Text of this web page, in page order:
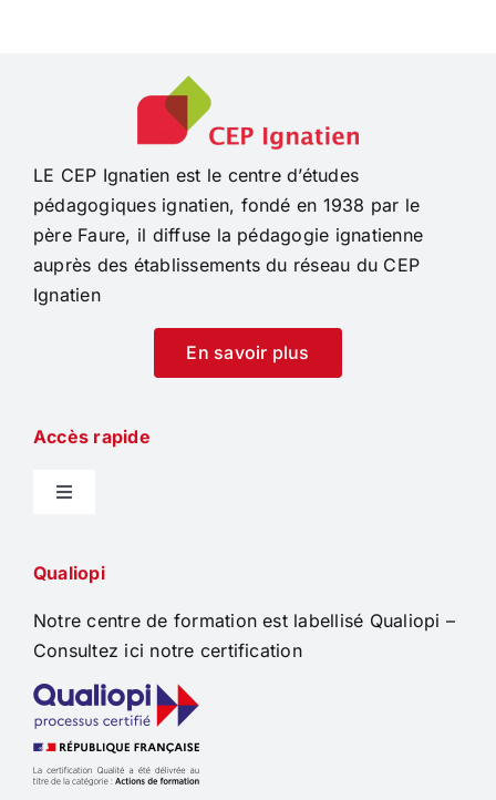
LE CEP Ignatien est le centre d’études
pédagogiques ignatien, fondé en 1938 par le
père Faure, il diffuse la pédagogie ignatienne
auprès des établissements du réseau du CEP
Ignatien
En savoir plus
Accès rapide
Navigation
bascule
Formations
Qui sommes-nous
Actualités
Qualiopi
Notre centre de formation est labellisé Qualiopi –
Consultez ici notre certification